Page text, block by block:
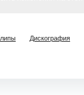
Дискография